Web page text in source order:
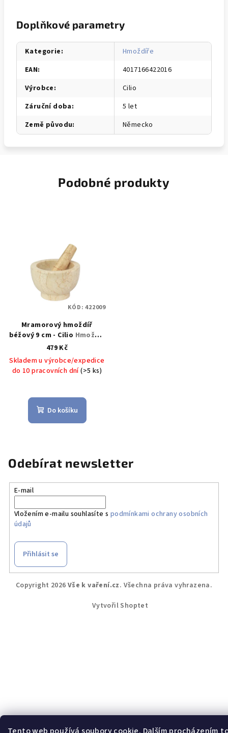
Doplňkové parametry
Kategorie:
Hmoždíře
EAN:
4017166422016
Výrobce:
Cilio
Záruční doba:
5 let
Země původu: Německo
Podobné produkty
Mramorový hmoždíř
béžový 9 cm - Cilio Hmoždíř
mramorový béžový 9 cm -
Cilio
479 Kč
Skladem u výrobce/expedice
do 10 pracovních dní(>5 ks)
Do košíku
KÓD:422009
Odebírat newsletter
E-mail
Vložením e-mailu souhlasíte s podmínkami ochrany osobních
údajů
Přihlásit se
Copyright 2026 Vše k vaření.cz. Všechna práva vyhrazena.
Vytvořil Shoptet